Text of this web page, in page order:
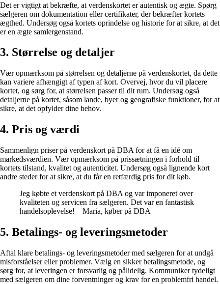
Det er vigtigt at bekræfte, at verdenskortet er autentisk og ægte. Spørg
sælgeren om dokumentation eller certifikater, der bekræfter kortets
ægthed. Undersøg også kortets oprindelse og historie for at sikre, at det
er en ægte samlergenstand.
3. Størrelse og detaljer
Vær opmærksom på størrelsen og detaljerne på verdenskortet, da dette
kan variere afhængigt af typen af kort. Overvej, hvor du vil placere
kortet, og sørg for, at størrelsen passer til dit rum. Undersøg også
detaljerne på kortet, såsom lande, byer og geografiske funktioner, for at
sikre, at det opfylder dine behov.
4. Pris og værdi
Sammenlign priser på verdenskort på DBA for at få en idé om
markedsværdien. Vær opmærksom på prissætningen i forhold til
kortets tilstand, kvalitet og autenticitet. Undersøg også lignende kort
andre steder for at sikre, at du får en retfærdig pris for dit køb.
Jeg købte et verdenskort på DBA og var imponeret over
kvaliteten og servicen fra sælgeren. Det var en fantastisk
handelsoplevelse! – Maria, køber på DBA
5. Betalings- og leveringsmetoder
Aftal klare betalings- og leveringsmetoder med sælgeren for at undgå
misforståelser eller problemer. Vælg en sikker betalingsmetode, og
sørg for, at leveringen er forsvarlig og pålidelig. Kommuniker tydeligt
med sælgeren om dine forventninger og krav for en problemfri handel.